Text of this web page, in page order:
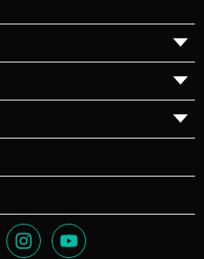
▼
▼
▼